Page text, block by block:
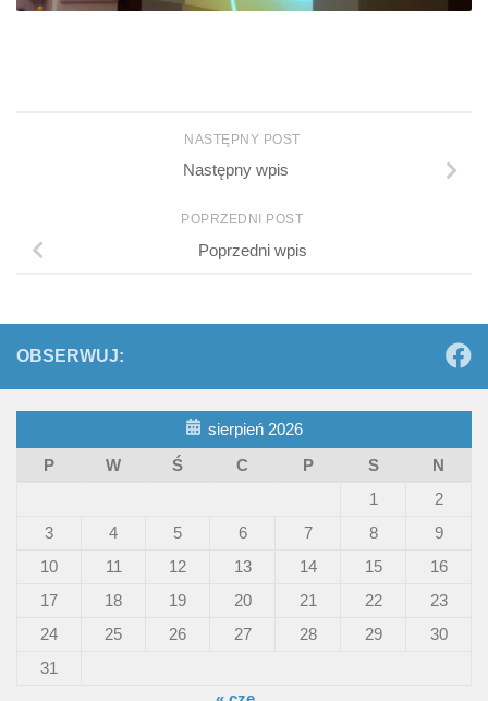
NASTĘPNY POST
Następny wpis
POPRZEDNI POST
Poprzedni wpis
OBSERWUJ:
sierpień 2026
P
W Ś C P S
N
1
2
3
4 5 6 7 8
9
10
11 12 13 14 15
16
17
18 19 20 21 22
23
24
25 26 27 28 29
30
31